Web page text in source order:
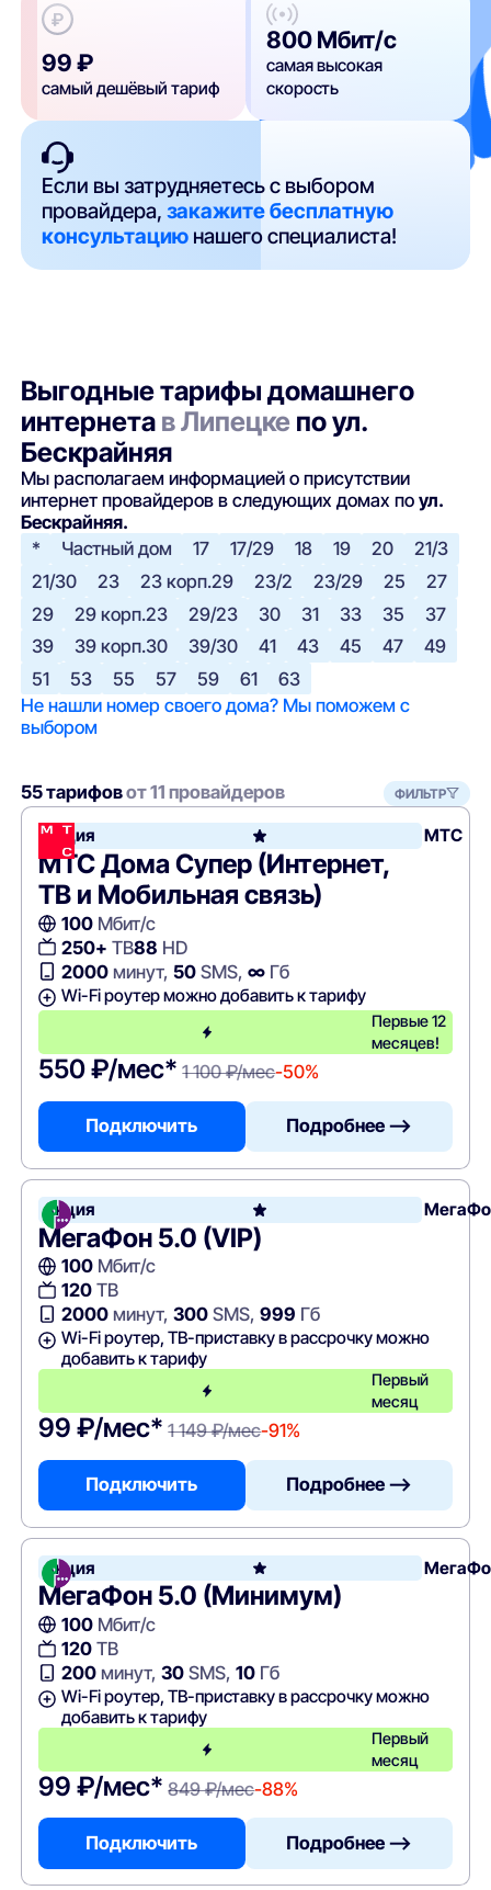
99 ₽
самый дешёвый тариф
800 Мбит/с
самая высокая
скорость
Если вы затрудняетесь с выбором
провайдера,закажите бесплатную
консультацию нашего специалиста!
Выгодные тарифы домашнего
интернета в Липецке по ул.
Бескрайняя
Мы располагаем информацией о присутствии
интернет провайдеров в следующих домах поул.
Бескрайняя.
*
Частный дом 17 17/29 18 19 20
21/3
21/30
23 23 корп.29 23/2 23/29 25
27
29
29 корп.23 29/23 30 31 33 35
37
39
39 корп.30 39/30 41 43 45 47
49
51
53 55 57 59 61
63
Не нашли номер своего дома? Мы поможем с
выбором
55 тарифовот 11 провайдеров ФИЛЬТР
Акция МТС
МТС Дома Супер (Интернет,
ТВ и Мобильная связь)
100Мбит/с
250+ ТВ88 HD
2000минут, 50SMS, ∞Гб
Wi-Fi роутер можно добавить к тарифу
Первые 12
месяцев!
550 ₽/мес* 1 100 ₽/мес-50%
Подключить Подробнее —>
Акция
МегаФон 5.0 (VIP)
100Мбит/с
120ТВ
2000минут, 300SMS, 999 Гб
Wi-Fi роутер, ТВ-приставку в рассрочку можно
добавить к тарифу
Первый
месяц
99 ₽/мес* 1 149 ₽/мес-91%
Подключить Подробнее —>
Акция
МегаФон 5.0 (Минимум)
100Мбит/с
120ТВ
200минут, 30SMS, 10Гб
Wi-Fi роутер, ТВ-приставку в рассрочку можно
добавить к тарифу
Первый
месяц
99 ₽/мес* 849 ₽/мес-88%
Подключить Подробнее —>